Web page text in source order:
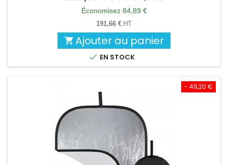
de
base
Économisez 84,89 €
191,66 € HT
 Ajouter au panier
 EN STOCK
- 49,20 €